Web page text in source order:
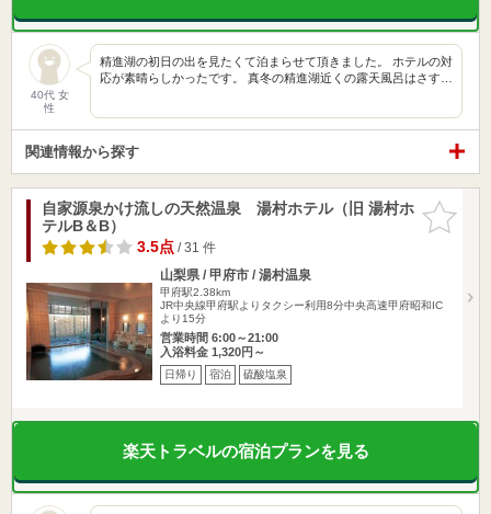
40代 女
性
精進湖の初日の出を見たくて泊まらせて頂きました。 ホテルの対
応が素晴らしかったです。 真冬の精進湖近くの露天風呂はさす…
関連情報から探す
お気に入
りに追加
自家源泉かけ流しの天然温泉 湯村ホテル（旧 湯村ホ
テルB＆B）
3.5点/ 31 件
山梨県 / 甲府市 / 湯村温泉
甲府駅2.38km
JR中央線甲府駅よりタクシー利用8分中央高速甲府昭和IC
より15分
営業時間 6:00～21:00
入浴料金 1,320円～
日帰り 宿泊 硫酸塩泉
楽天トラベルの宿泊プランを見る